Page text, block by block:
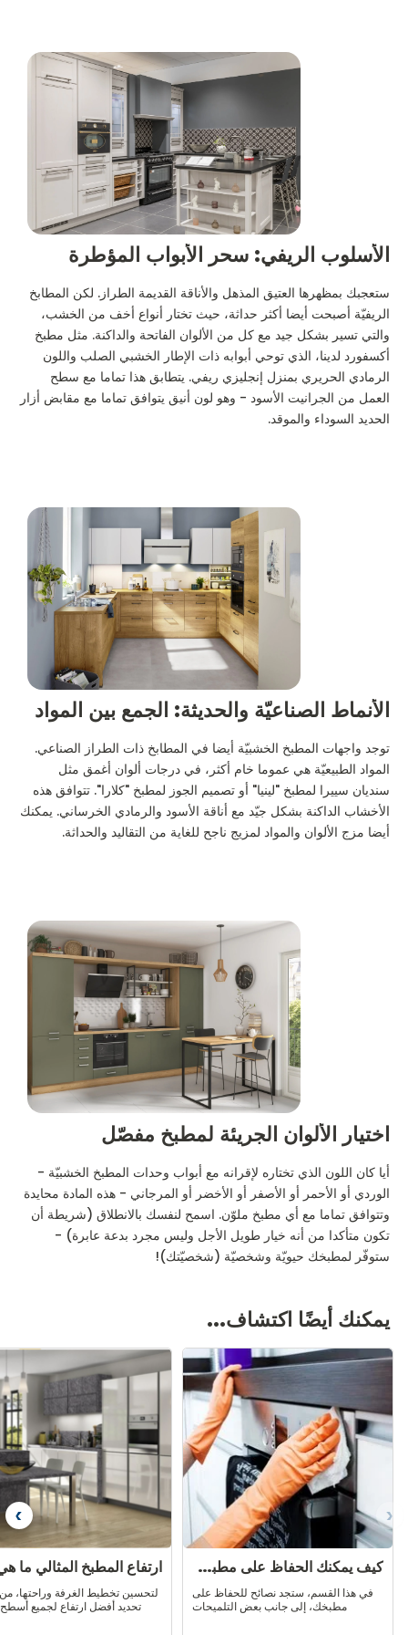
الأسلوب الريفي: سحر الأبواب المؤطرة
ستعجبك بمظهرها العتيق المذهل والأناقة القديمة الطراز. لكن المطابخ
الريفيّة أصبحت أيضا أكثر حداثة، حيث تختار أنواع أخف من الخشب،
والتي تسير بشكل جيد مع كل من الألوان الفاتحة والداكنة. مثل مطبخ
أكسفورد لدينا، الذي توحي أبوابه ذات الإطار الخشبي الصلب واللون
الرمادي الحريري بمنزل إنجليزي ريفي. يتطابق هذا تماما مع سطح
العمل من الجرانيت الأسود - وهو لون أنيق يتوافق تماما مع مقابض أزار
الحديد السوداء والموقد.
الأنماط الصناعيّة والحديثة: الجمع بين المواد
توجد واجهات المطبخ الخشبيّة أيضا في المطابخ ذات الطراز الصناعي.
المواد الطبيعيّة هي عموما خام أكثر، في درجات ألوان أغمق مثل
سنديان سييرا لمطبخ "لينيا" أو تصميم الجوز لمطبخ "كلارا". تتوافق هذه
الأخشاب الداكنة بشكل جيّد مع أناقة الأسود والرمادي الخرساني. يمكنك
أيضا مزج الألوان والمواد لمزيج ناجح للغاية من التقاليد والحداثة.
اختيار الألوان الجريئة لمطبخ مفصّل
أيا كان اللون الذي تختاره لإقرانه مع أبواب وحدات المطبخ الخشبيّة -
الوردي أو الأحمر أو الأصفر أو الأخضر أو المرجاني - هذه المادة محايدة
وتتوافق تماما مع أي مطبخ ملوّن. اسمح لنفسك بالانطلاق (شريطة أن
تكون متأكدا من أنه خيار طويل الأجل وليس مجرد بدعة عابرة) -
ستوفّر لمطبخك حيويّة وشخصيّة (شخصيّتك)!
يمكنك أيضًا اكتشاف...
كيف يمكنك الحفاظ على مطبخك بشكل صحيح؟
في هذا القسم، ستجد نصائح للحفاظ على
مطبخك، إلى جانب بعض التلميحات
لتحسين تخطيط الغرفة وراحتها،
تحديد أفضل ارتفاع لجميع